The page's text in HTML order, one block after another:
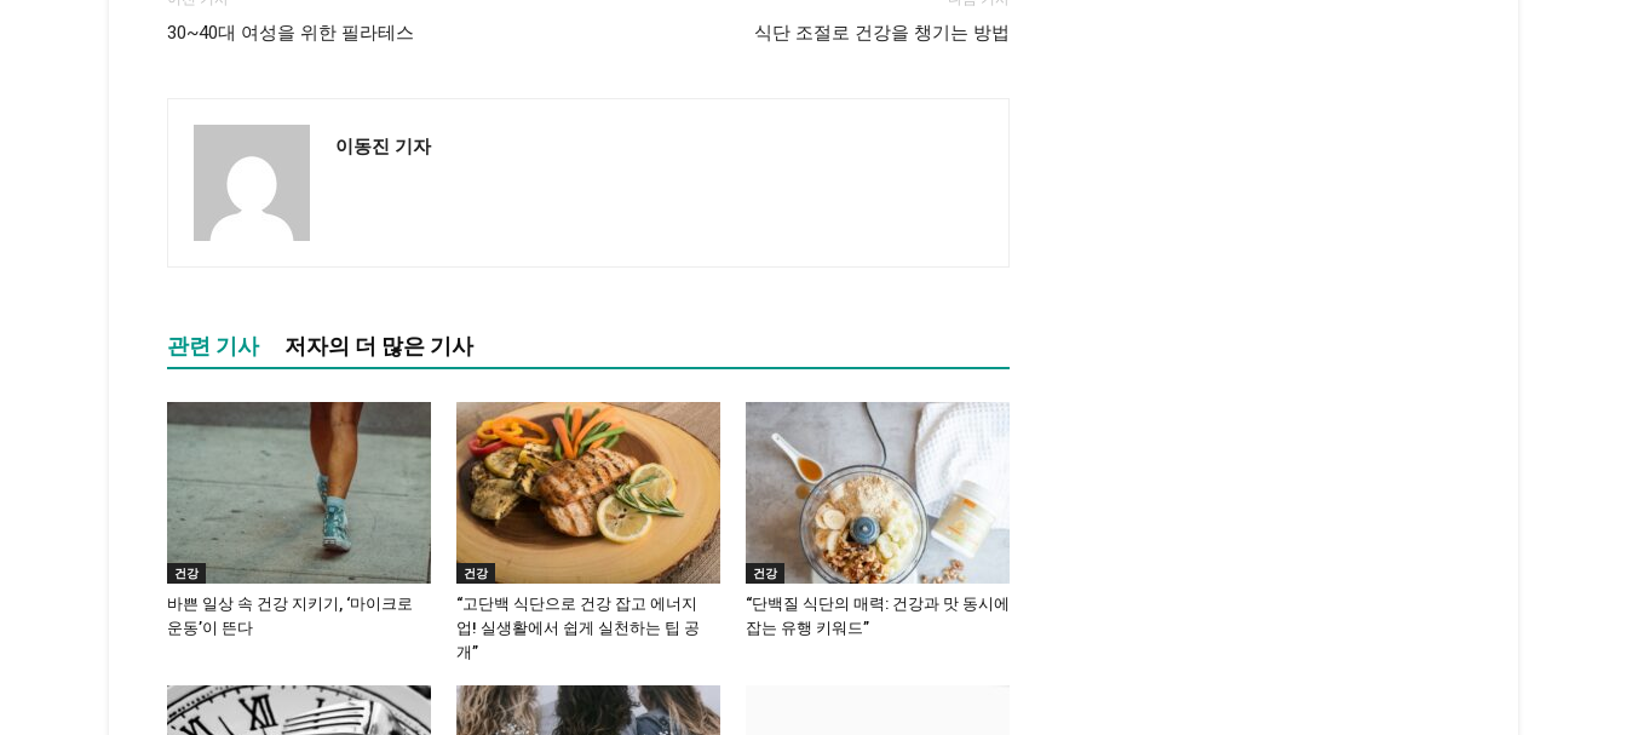
30~40대 여성을 위한 필라테스 식단 조절로 건강을 챙기는 방법
이동진 기자
관련 기사 저자의 더 많은 기사
건강
바쁜 일상 속 건강 지키기, ‘마이크로
운동’이 뜬다
건강
“고단백 식단으로 건강 잡고 에너지
업! 실생활에서 쉽게 실천하는 팁 공
개”
건강
“단백질 식단의 매력: 건강과 맛 동시에
잡는 유행 키워드”